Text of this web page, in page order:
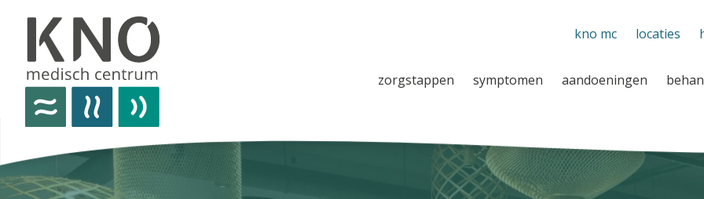
kno mc locaties
zorgstappen symptomen aandoeningen
vacatures